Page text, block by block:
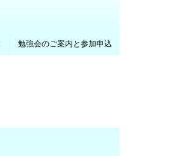
勉強会のご案内と参加申込